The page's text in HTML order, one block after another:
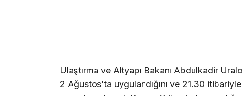
Ulaştırma ve Altyapı Bakanı Abdulkadir
2 Ağustos’ta uygulandığını ve 21.30